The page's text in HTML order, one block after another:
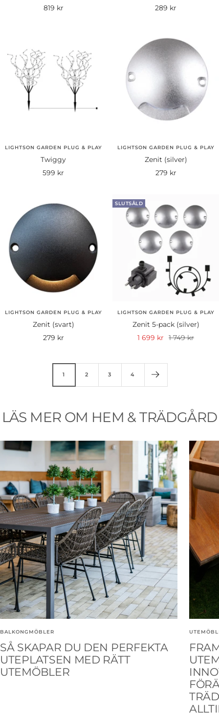
Rea-
819 kr
Rea-
289 kr
LIGHTSON GARDEN PLUG & PLAY
Twiggy
Rea-
599 kr
LIGHTSON GARDEN PLUG & PLAY
Zenit (silver)
Rea-
279 kr
LIGHTSON GARDEN PLUG & PLAY
Zenit (svart)
Rea-
279 kr
SLUTSÅLD
LIGHTSON GARDEN PLUG & PLAY
Zenit 5-pack (silver)
Rea-
1 699 kr Pris
1 749 kr
1 2 3 4
LÄS MER OM HEM & TRÄDGÅRD
BALKONGMÖBLER
SÅ SKAPAR DU DEN PERFEKTA
UTEPLATSEN MED RÄTT
UTEMÖBLER